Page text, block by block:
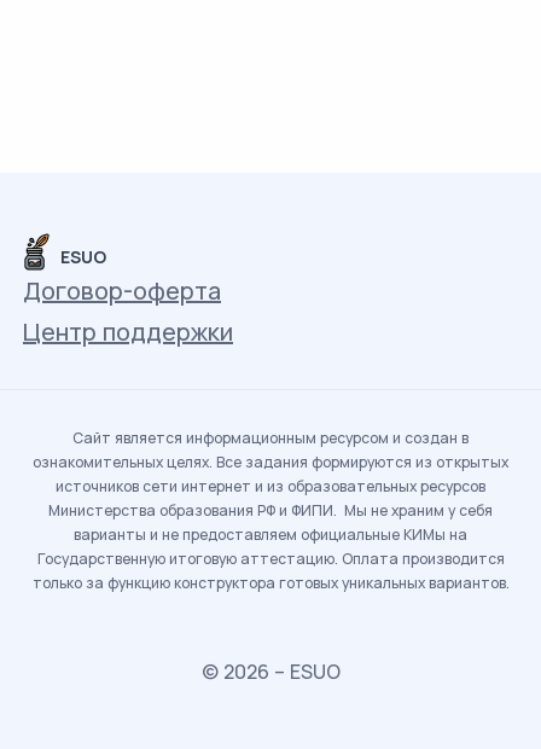
ESUO
Договор-оферта
Центр поддержки
Сайт является информационным ресурсом и создан в
ознакомительных целях. Все задания формируются из открытых
источников сети интернет и из образовательных ресурсов
Министерства образования РФ и ФИПИ. Мы не храним у себя
варианты и не предоставляем официальные КИМы на
Государственную итоговую аттестацию. Оплата производится
только за функцию конструктора готовых уникальных вариантов.
© 2026 – ESUO